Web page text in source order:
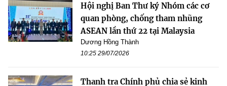
Hội nghị Ban Thư ký Nhóm các cơ
quan phòng, chống tham nhũng
ASEAN lần thứ 22 tại Malaysia
Dương Hồng Thành
10:25 29/07/2026
Thanh tra Chính phủ chia sẻ kinh